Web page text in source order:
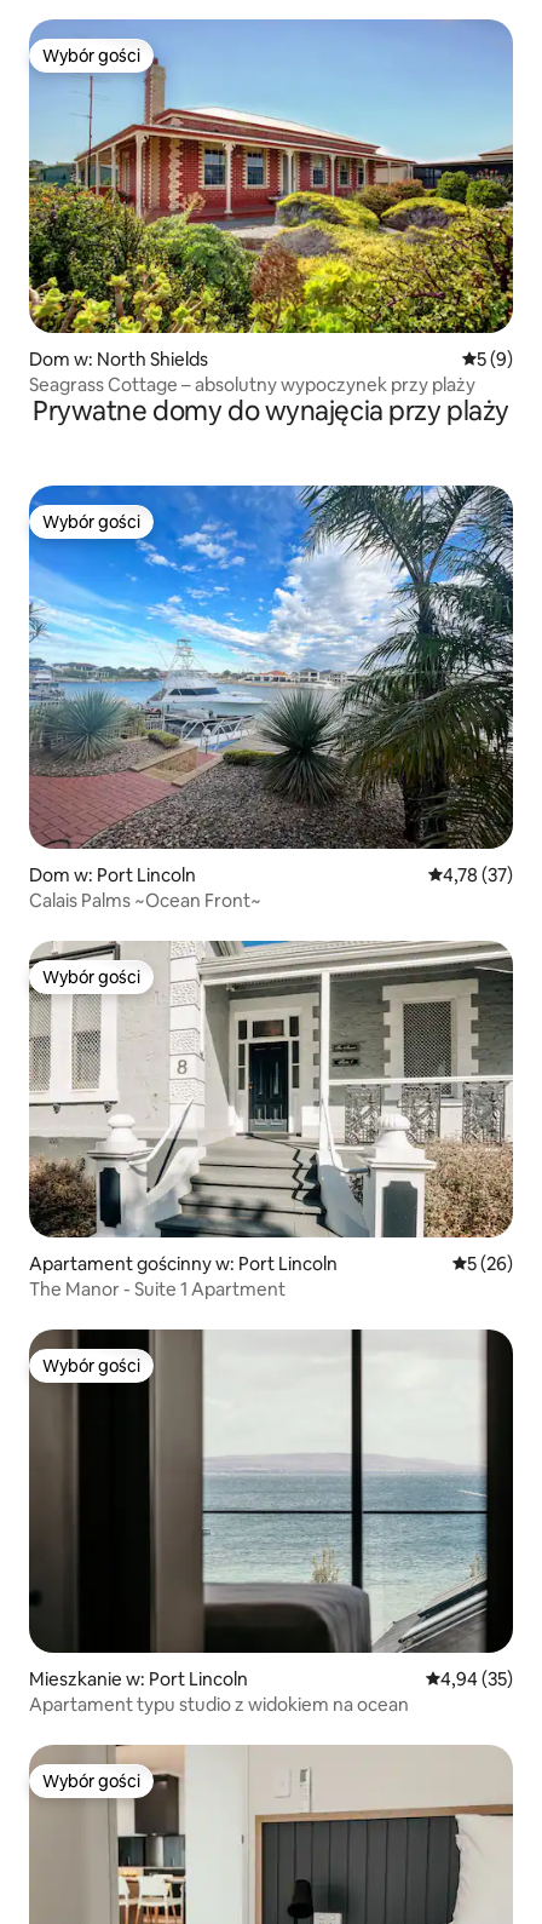
Wybór gości
Wybór gości
Dom w: North Shields Średnia
5 (9)
Seagrass Cottage – absolutny wypoczynek przy plaży
Prywatne domy do wynajęcia przy plaży
Wybór gości
Wybór gości
Dom w: Port Lincoln Średnia
4,78 (37)
Calais Palms ~Ocean Front~
Wybór gości
Wybór gości
Apartament gościnny w: Port Lincoln Średnia
5 (26)
The Manor - Suite 1 Apartment
Wybór gości
Wybór gości
Mieszkanie w: Port Lincoln Średnia
4,94 (35)
Apartament typu studio z widokiem na ocean
Wybór gości
Wybór gości